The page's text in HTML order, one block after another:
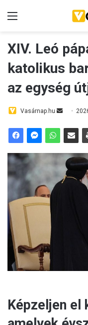
XIV. Leó
katolikus
az egység
Vasárnap.hu
n
e
Képzeljen el